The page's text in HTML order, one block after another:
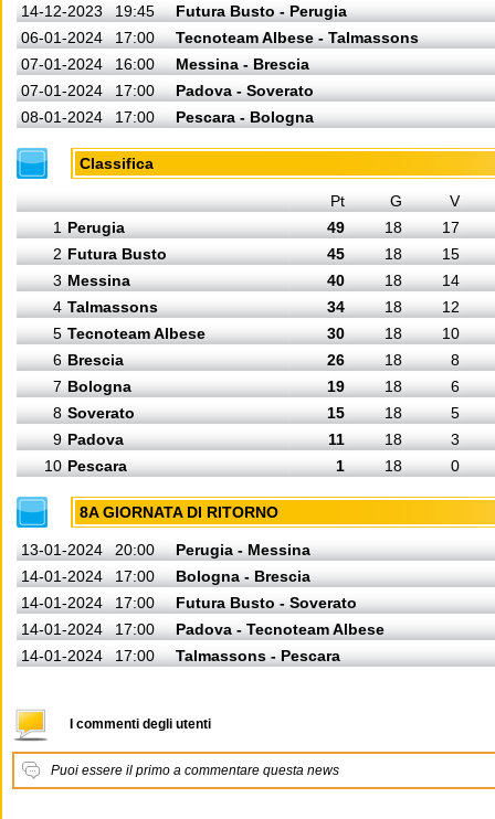
14-12-2023 19:45
Futura Busto - Perugia
06-01-2024
17:00
Tecnoteam Albese - Talmassons
07-01-2024
16:00
Messina - Brescia
07-01-2024
17:00
Padova - Soverato
08-01-2024
17:00 Pescara - Bologna
Classifica
Pt G
V
1 Perugia 49 18
17
2 Futura Busto 45 18
15
3 Messina 40 18
14
4 Talmassons 34 18
12
5 Tecnoteam Albese 30 18
10
6 Brescia 26 18
8
7 Bologna 19 18
6
8 Soverato 15 18
5
9 Padova 11 18
3
10 Pescara 1 18 0
8A GIORNATA DI RITORNO
13-01-2024 20:00
Perugia - Messina
14-01-2024
17:00
Bologna - Brescia
14-01-2024
17:00
Futura Busto - Soverato
14-01-2024
17:00
Padova - Tecnoteam Albese
14-01-2024
17:00 Talmassons - Pescara
I commenti degli utenti
Puoi essere il primo a commentare questa news